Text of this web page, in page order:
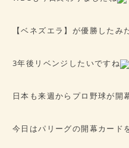
【ベネズエラ】が優勝したみ
3年後リベンジしたいですね
日本も来週からプロ野球が開
今日はパリーグの開幕カード